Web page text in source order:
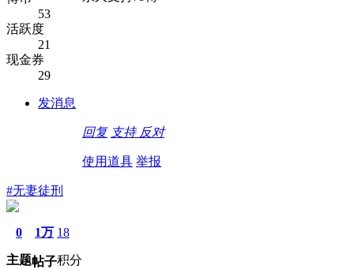
53
活跃度
21
现金券
29
发消息
回复 支持 反对
使用道具 举报
#无妻徒刑
0
主题
1万
帖子
18
积分